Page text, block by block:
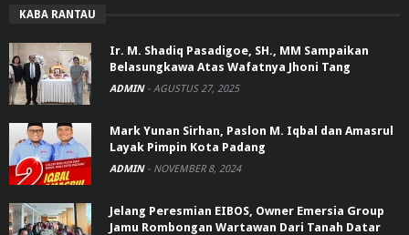
KABA RANTAU
Ir. M. Shadiq Pasadigoe, SH., MM Sampaikan
Belasungkawa Atas Wafatnya Jhoni Tang
ADMIN - AGUSTUS 27, 2025
Mark Yunan Sirhan, Paslon M. Iqbal dan Amasrul
Layak Pimpin Kota Padang
ADMIN - NOVEMBER 8, 2024
Jelang Peresmian EIBOS, Owner Emersia Group
Jamu Rombongan Wartawan Dari Tanah Datar